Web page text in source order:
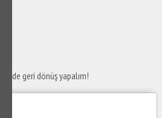
geri dönüş yapalım!